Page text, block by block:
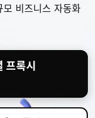
비즈니스 자동화
프록시